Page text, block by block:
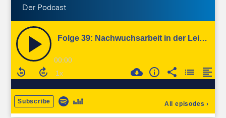
Der Podcast